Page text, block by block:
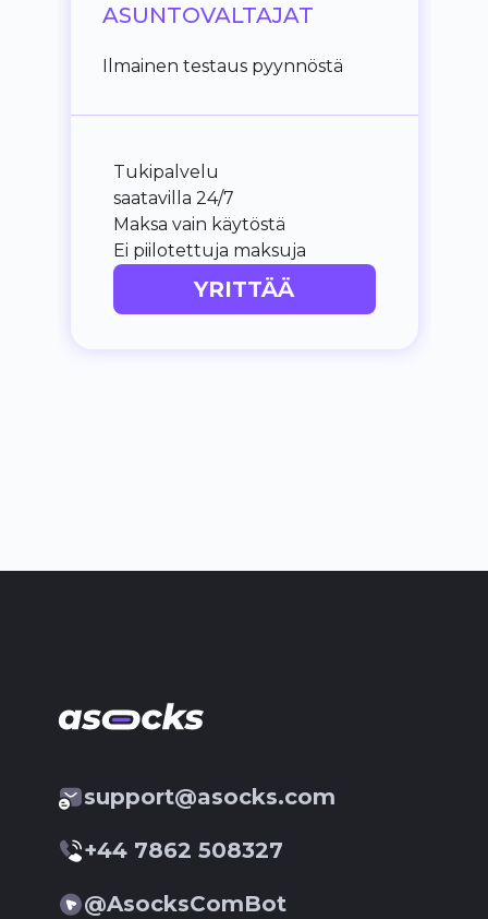
ASUNTOVALTAJAT
Ilmainen testaus pyynnöstä
Tukipalvelu
saatavilla 24/7
Maksa vain käytöstä
Ei piilotettuja maksuja
YRITTÄÄ
support@asocks.com
+44 7862 508327
@AsocksComBot